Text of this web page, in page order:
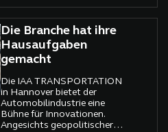
Die Branche hat ihre
Hausaufgaben
gemacht
Die IAA TRANSPORTATION
in Hannover bietet der
Automobilindustrie eine
Bühne für Innovationen.
Angesichts geopolitischer